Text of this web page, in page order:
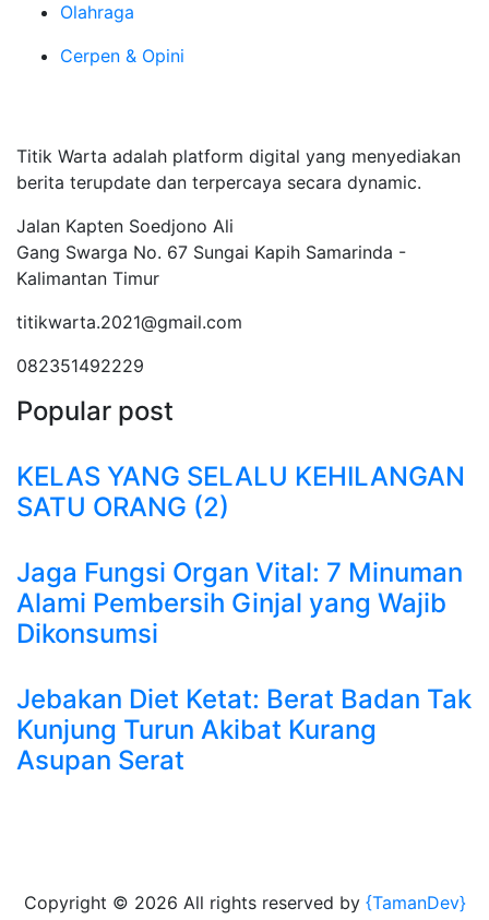
Olahraga
Cerpen & Opini
Titik Warta adalah platform digital yang menyediakan
berita terupdate dan terpercaya secara dynamic.
Jalan Kapten Soedjono Ali
Gang Swarga No. 67 Sungai Kapih Samarinda -
Kalimantan Timur
titikwarta.2021@gmail.com
082351492229
Popular post
KELAS YANG SELALU KEHILANGAN
SATU ORANG (2)
Jaga Fungsi Organ Vital: 7 Minuman
Alami Pembersih Ginjal yang Wajib
Dikonsumsi
Jebakan Diet Ketat: Berat Badan Tak
Kunjung Turun Akibat Kurang
Asupan Serat
Copyright © 2026 All rights reserved by {TamanDev}